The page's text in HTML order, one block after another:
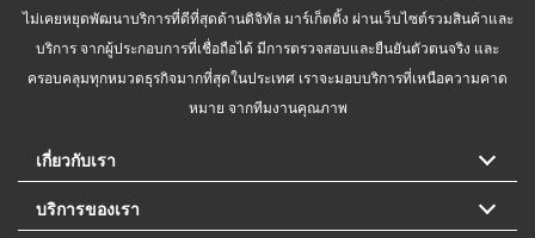
ไม่เคยหยุดพัฒนาบริการที่ดีที่สุดด้านดิจิทัล มาร์เก็ตติ้ง ผ่านเว็บไซต์รวมสินค้าและ
บริการ จากผู้ประกอบการที่เชื่อถือได้ มีการตรวจสอบและยืนยันตัวตนจริง และ
ครอบคลุมทุกหมวดธุรกิจมากที่สุดในประเทศ เราจะมอบบริการที่เหนือความคาด
หมาย จากทีมงานคุณภาพ
เกี่ยวกับเรา
บริการของเรา